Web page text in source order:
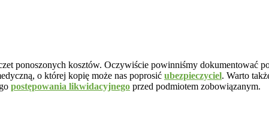
ponoszonych kosztów. Oczywiście powinniśmy dokumentować
o której kopię może nas poprosić ubezpieczyciel. Warto
postępowania likwidacyjnego przed podmiotem zobowiązanym.